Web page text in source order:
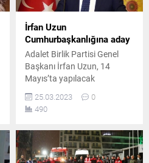
İrfan Uzun
Cumhurbaşkanlığına aday
Adalet Birlik Partisi Genel
Başkanı İrfan Uzun, 14
Mayıs’ta yapılacak
seçimlerde
Cumhurbaşkanlığı’na aday
oldu..
25.03.2023
0
490